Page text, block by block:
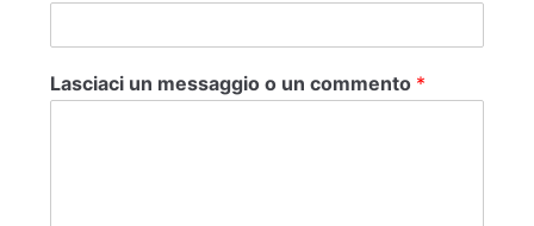
Lasciaci un messaggio o un commento *